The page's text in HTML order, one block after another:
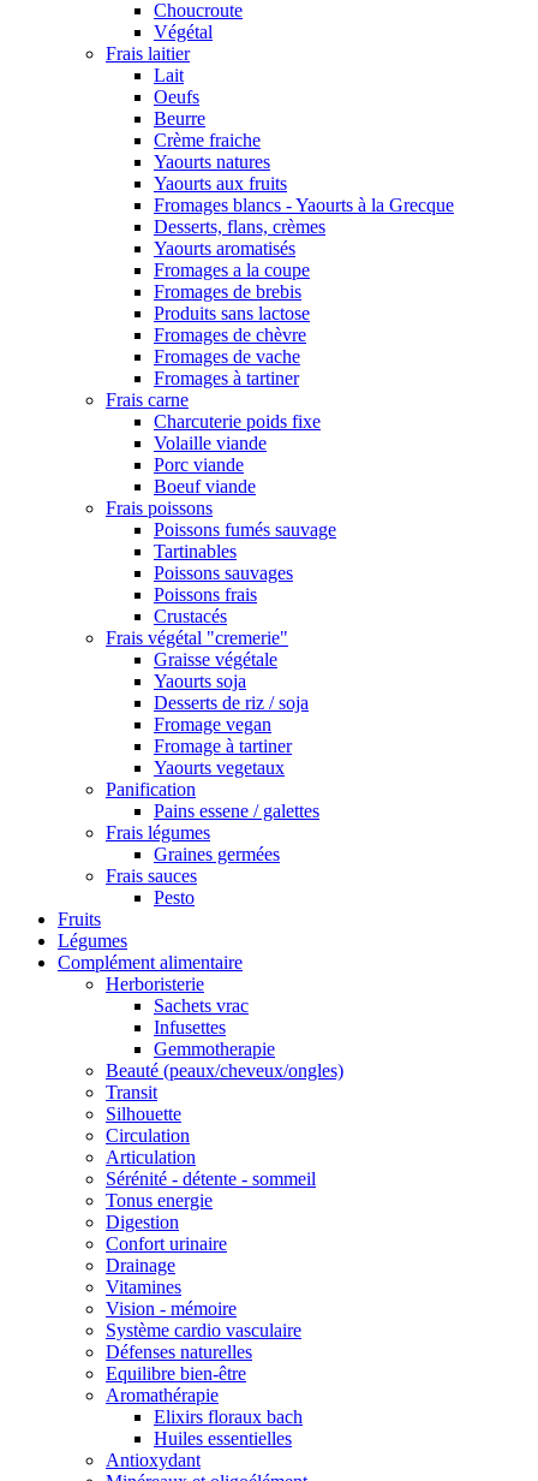
Choucroute
Végétal
Frais laitier
Lait
Oeufs
Beurre
Crème fraiche
Yaourts natures
Yaourts aux fruits
Fromages blancs - Yaourts à la Grecque
Desserts, flans, crèmes
Yaourts aromatisés
Fromages a la coupe
Fromages de brebis
Produits sans lactose
Fromages de chèvre
Fromages de vache
Fromages à tartiner
Frais carne
Charcuterie poids fixe
Volaille viande
Porc viande
Boeuf viande
Frais poissons
Poissons fumés sauvage
Tartinables
Poissons sauvages
Poissons frais
Crustacés
Frais végétal "cremerie"
Graisse végétale
Yaourts soja
Desserts de riz / soja
Fromage vegan
Fromage à tartiner
Yaourts vegetaux
Panification
Pains essene / galettes
Frais légumes
Graines germées
Frais sauces
Pesto
Fruits
Légumes
Complément alimentaire
Herboristerie
Sachets vrac
Infusettes
Gemmotherapie
Beauté (peaux/cheveux/ongles)
Transit
Silhouette
Circulation
Articulation
Sérénité - détente - sommeil
Tonus energie
Digestion
Confort urinaire
Drainage
Vitamines
Vision - mémoire
Système cardio vasculaire
Défenses naturelles
Equilibre bien-être
Aromathérapie
Elixirs floraux bach
Huiles essentielles
Antioxydant